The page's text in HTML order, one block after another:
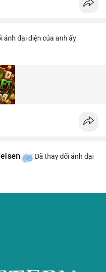
ảnh đại diện của anh ấy
Đã thay đổi ảnh đại